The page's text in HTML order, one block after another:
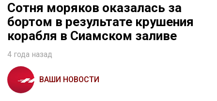
Сотня моряков оказалась за
бортом в результате крушения
корабля в Сиамском заливе
4 года назад
ВАШИ НОВОСТИ